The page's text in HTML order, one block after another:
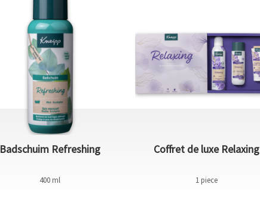
Badschuim Refreshing
400 ml
Coffret de luxe Relaxing
1 piece